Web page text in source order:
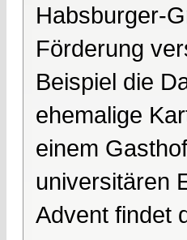
Habsburger-
Förderung
Beispiel die
ehemalige
einem
universitären
Advent findet